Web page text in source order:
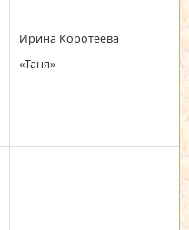
Ирина Коротеева
«Таня»